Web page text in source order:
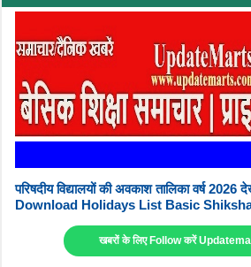
परिषदीय विद्यालयों की अवकाश तालिका वर्ष
Download Holidays List Basic
खबरों के लिए Follow करें